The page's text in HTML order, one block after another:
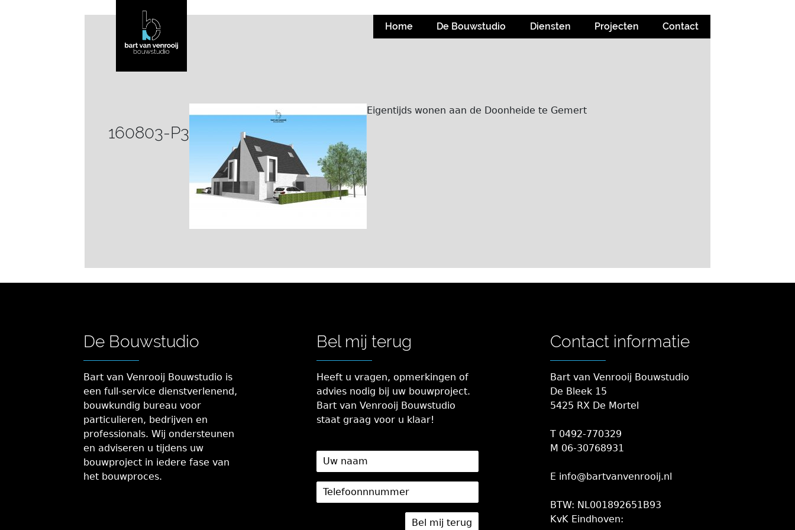
Home De Bouwstudio Diensten Projecten Contact
160803-P3
Eigentijds wonen aan de Doonheide te Gemert
De Bouwstudio
Bart van Venrooij Bouwstudio is
een full-service dienstverlenend,
bouwkundig bureau voor
particulieren, bedrijven en
professionals. Wij ondersteunen
en adviseren u tijdens uw
bouwproject in iedere fase van
het bouwproces.
Bel mij terug
Heeft u vragen, opmerkingen of
advies nodig bij uw bouwproject.
Bart van Venrooij Bouwstudio
staat graag voor u klaar!
Contact informatie
Bart van Venrooij Bouwstudio
De Bleek 15
5425 RX De Mortel
T 0492-770329
M 06-30768931
E info@bartvanvenrooij.nl
BTW: NL001892651B93
KvK Eindhoven: